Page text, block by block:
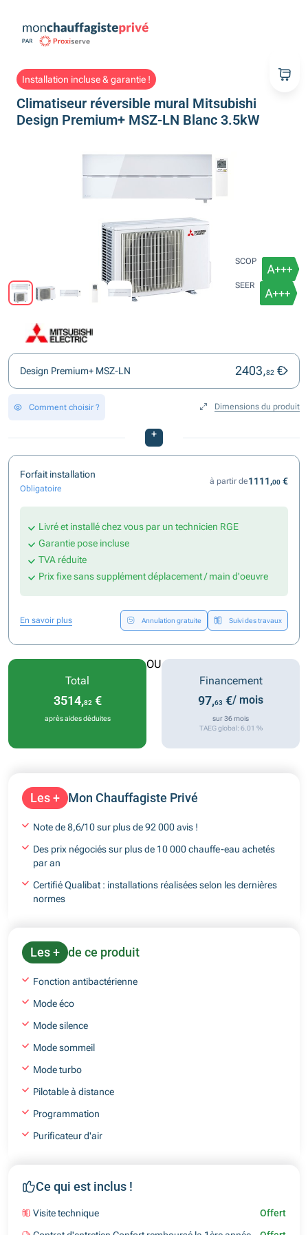
Installation incluse & garantie !
Climatiseur réversible mural Mitsubishi
Design Premium+ MSZ-LN Blanc 3.5kW
SCOP
SEER
Design Premium+ MSZ-LN 2403,82 €
Comment choisir ? Dimensions du produit
+
Forfait installation
Obligatoire
à partir de1111,00 €
Livré et installé chez vous par un technicien RGE
Garantie pose incluse
TVA réduite
Prix fixe sans supplément déplacement / main d'oeuvre
En savoir plus Annulation gratuite Suivi des travaux
Les + Mon Chauffagiste Privé
Note de 8,6/10 sur plus de 92 000 avis !
Des prix négociés sur plus de 10 000 chauffe-eau achetés
par an
Certifié Qualibat : installations réalisées selon les dernières
normes
Les + de ce produit
Fonction antibactérienne
Mode éco
Mode silence
Mode sommeil
Mode turbo
Pilotable à distance
Programmation
Purificateur d'air
Ce qui est inclus !
Visite technique
Offert
Total
3514,82€
après aides déduites
OU
Financement
97,63 €/ mois
sur 36 mois
TAEG global: 6.01 %